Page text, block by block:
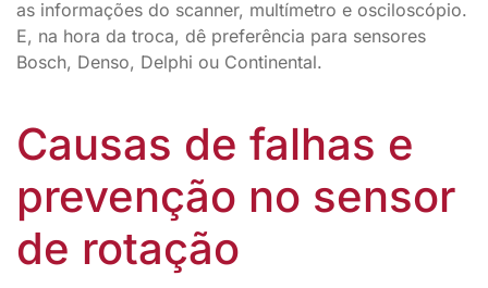
as informações do scanner, multímetro e osciloscópio.
E, na hora da troca, dê preferência para sensores
Bosch, Denso, Delphi ou Continental.
Causas de falhas e
prevenção no sensor
de rotação